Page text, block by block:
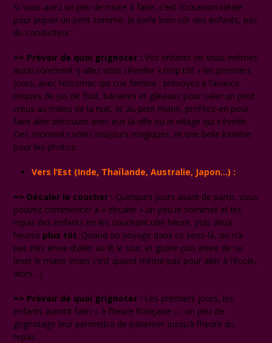
Si vous avez un peu de route à faire, c’est l’occasion idéale
pour piquer un petit somme. Je parle bien sûr des enfants, pas
du conducteur.
=> Prévoir de quoi grignoter : Vos enfants (et vous-mêmes
aussi sûrement !) allez vous réveiller « trop tôt » les premiers
jours, avec l’estomac qui crie famine : prévoyez à l’avance
briques de jus de fruit, bananes et gâteaux pour caler un petit
creux au milieu de la nuit, et au petit matin, profitez-en pour
faire aller découvrir avec eux la ville ou le village qui s’éveille.
Des moments volés toujours magiques, et une belle lumière
pour les photos…
Vers l’Est (Inde, Thaïlande, Australie, Japon…) :
=> Décaler le coucher : Quelques jours avant de partir, vous
pouvez commencer à « décaler » un peu le sommeil et les
repas des enfants en les couchant une heure, puis deux
heures plus tôt. Quand on voyage dans ce sens-là, on n’a
pas très envie d’aller au lit le soir, et guère plus envie de se
lever le matin (mais c’est quand même pas pour aller à l’école,
alors…).
=> Prévoir de quoi grignoter : Les premiers jours, les
enfants auront faim « à l’heure française » : un peu de
grignotage leur permettra de patienter jusqu’à l’heure du
repas.